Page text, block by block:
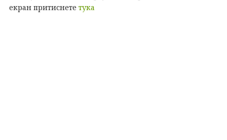
екран притиснете тука